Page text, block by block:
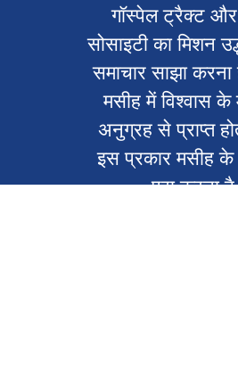
गॉस्पेल ट्रैक्ट
सोसाइटी का मिशन
समाचार साझा
मसीह में विश्वास के
अनुग्रह से प्राप्त
इस प्रकार मसीह
पूरा करना